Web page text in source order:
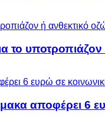
το
αποφέρει 6